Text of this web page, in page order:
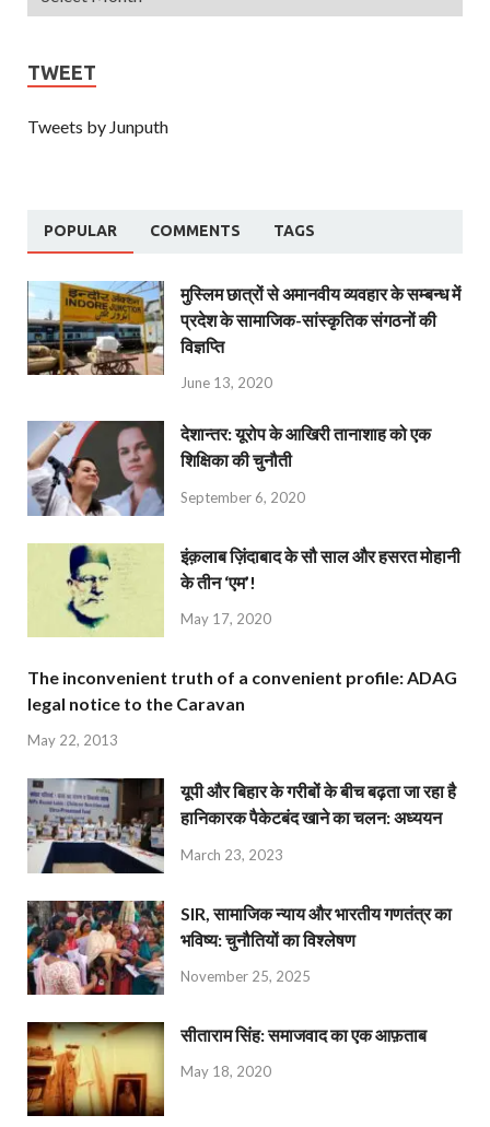
TWEET
Tweets by Junputh
POPULAR COMMENTS TAGS
मुस्लिम छात्रों से अमानवीय व्यवहार के सम्बन्ध में
प्रदेश के सामाजिक-सांस्कृतिक संगठनों की
विज्ञप्ति
June 13, 2020
देशान्‍तर: यूरोप के आखिरी तानाशाह को एक
शिक्षिका की चुनौती
September 6, 2020
इंक़लाब ज़िंदाबाद के सौ साल और हसरत मोहानी
के तीन ‘एम’!
May 17, 2020
The inconvenient truth of a convenient profile: ADAG
legal notice to the Caravan
May 22, 2013
यूपी और बिहार के गरीबों के बीच बढ़ता जा रहा है
हानिकारक पैकेटबंद खाने का चलन: अध्ययन
March 23, 2023
SIR, सामाजिक न्याय और भारतीय गणतंत्र का
भविष्य: चुनौतियों का विश्लेषण
November 25, 2025
सीताराम सिंह: समाजवाद का एक आफ़ताब
May 18, 2020